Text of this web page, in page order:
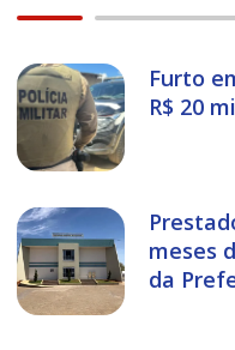
Furto
R$ 20
meses
da